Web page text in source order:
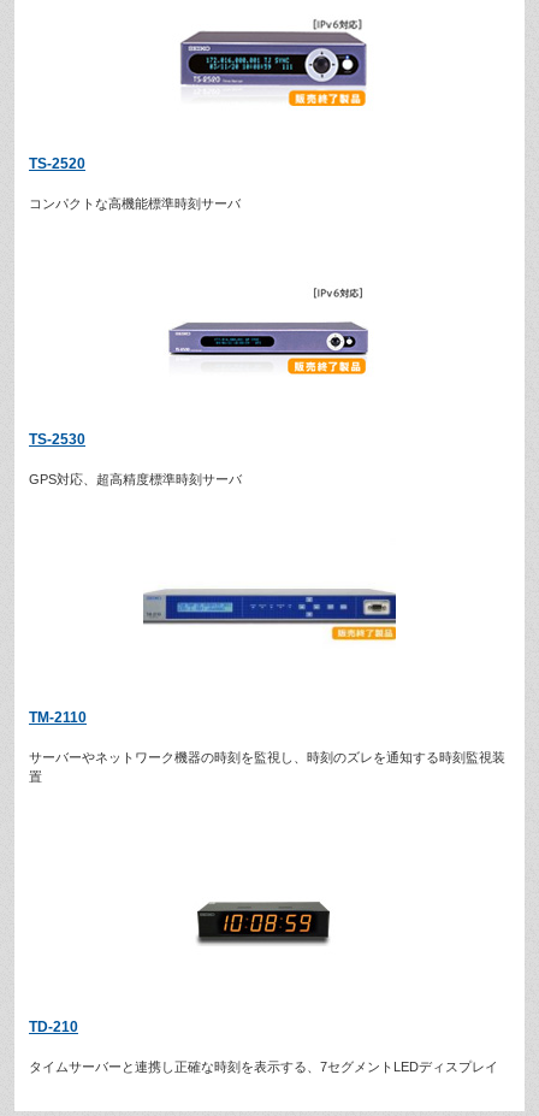
TS-2520
コンパクトな高機能標準時刻サーバ
TS-2530
GPS対応、超高精度標準時刻サーバ
TM-2110
サーバーやネットワーク機器の時刻を監視し、時刻のズレを通知する時刻監視装
置
TD-210
タイムサーバーと連携し正確な時刻を表示する、7セグメントLEDディスプレイ